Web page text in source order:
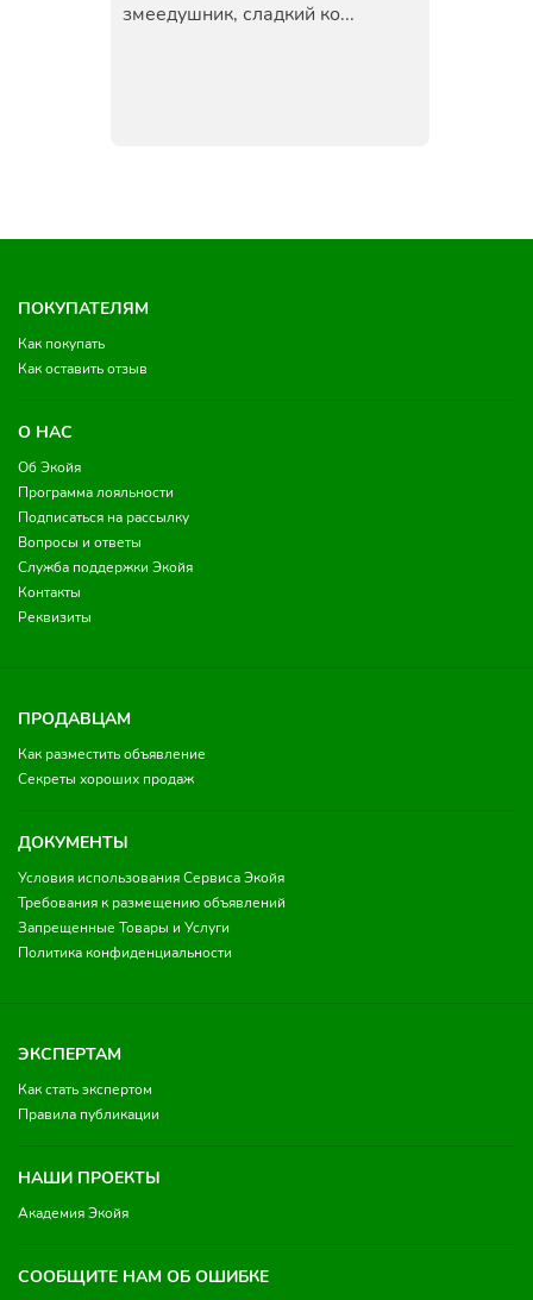
змеедушник, сладкий ко...
ПОКУПАТЕЛЯМ
Как покупать
Как оставить отзыв
О НАС
Об Экойя
Программа лояльности
Подписаться на рассылку
Вопросы и ответы
Служба поддержки Экойя
Контакты
Реквизиты
ПРОДАВЦАМ
Как разместить объявление
Секреты хороших продаж
ДОКУМЕНТЫ
Условия использования Сервиса Экойя
Требования к размещению объявлений
Запрещенные Товары и Услуги
Политика конфиденциальности
ЭКСПЕРТАМ
Как стать экспертом
Правила публикации
НАШИ ПРОЕКТЫ
Академия Экойя
СООБЩИТЕ НАМ ОБ ОШИБКЕ